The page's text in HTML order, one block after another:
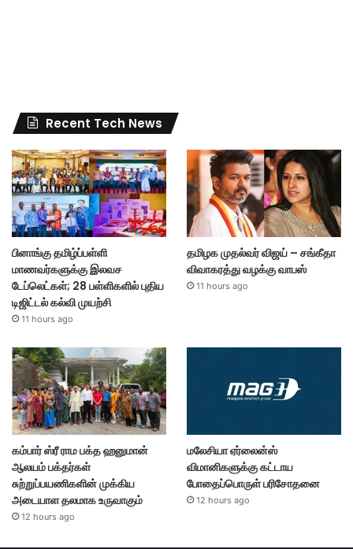
Recent Tech News
பினாங்கு தமிழ்ப்பள்ளி
மாணவர்களுக்கு இலவச
டேப்லெட்கள்; 28 பள்ளிகளில் புதிய
டிஜிட்டல் கல்வி முயற்சி
11 hours ago
தமிழக முதல்வர் விஜய் – சங்கீதா
விவாகரத்து வழக்கு வாபஸ்
11 hours ago
கம்பார் ஸ்ரீ ராம பக்த ஹனுமான்
ஆலயம் பக்தர்கள்
சுற்றுப்பயணிகளின் முக்கிய
அடையாள தலமாக உருவாகும்
12 hours ago
மலேசியா ஏர்லைன்ஸ்
விமானிகளுக்கு கட்டாய
போதைப்பொருள் பரிசோதனை
12 hours ago